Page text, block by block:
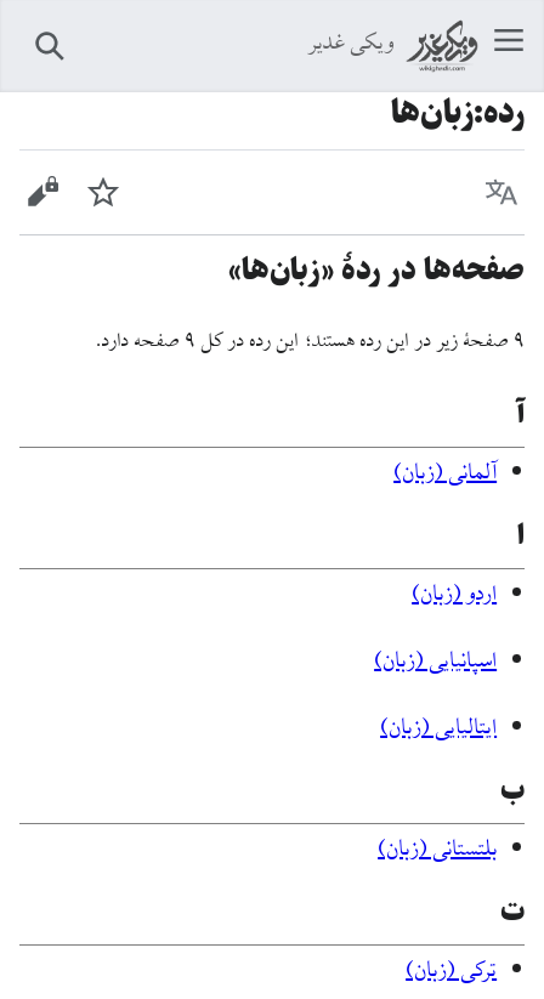
ویکی غدیر
رده:زبان‌ها
زبان پیگیری
صفحه‌ها در ردهٔ «زبان‌ها»
۹ صفحۀ زیر در این رده هستند؛ این رده در کل ۹ صفحه دارد.
آ
آلمانی (زبان)
ا
اردو (زبان)
اسپانیایی (زبان)
ایتالیایی (زبان)
ب
بلتستانی (زبان)
ت
ترکی (زبان)